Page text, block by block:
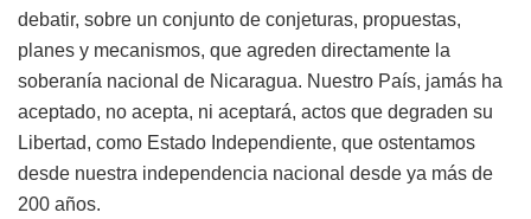
debatir, sobre un conjunto de conjeturas, propuestas,
planes y mecanismos, que agreden directamente la
soberanía nacional de Nicaragua. Nuestro País, jamás ha
aceptado, no acepta, ni aceptará, actos que degraden su
Libertad, como Estado Independiente, que ostentamos
desde nuestra independencia nacional desde ya más de
200 años.